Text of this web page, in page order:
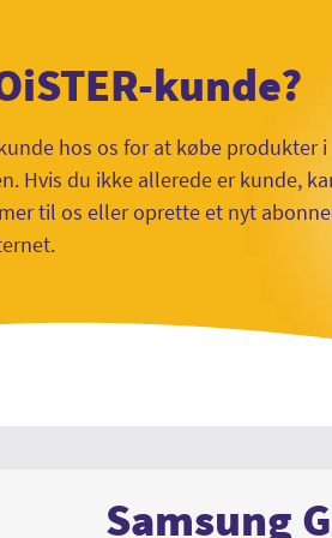
kunde?
hos os for at købe produkter i
Hvis du ikke allerede er kunde,
til os eller oprette et nyt
Samsung